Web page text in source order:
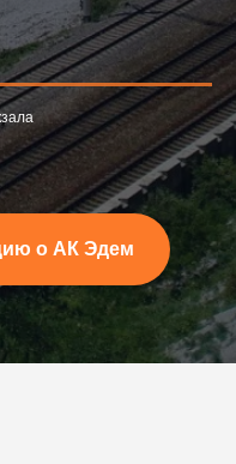
о АК Эдем